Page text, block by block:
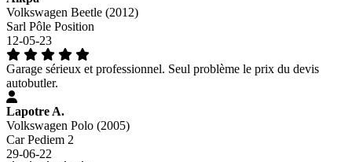
Volkswagen Beetle (2012)
Sarl Pôle Position
12-05-23
Garage sérieux et professionnel. Seul problème le prix du devis
autobutler.
Lapotre A.
Volkswagen Polo (2005)
Car Pediem 2
29-06-22